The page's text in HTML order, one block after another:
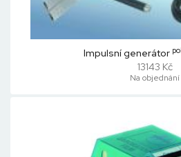
Impulsní generátor
13143 Kč
Na objednání